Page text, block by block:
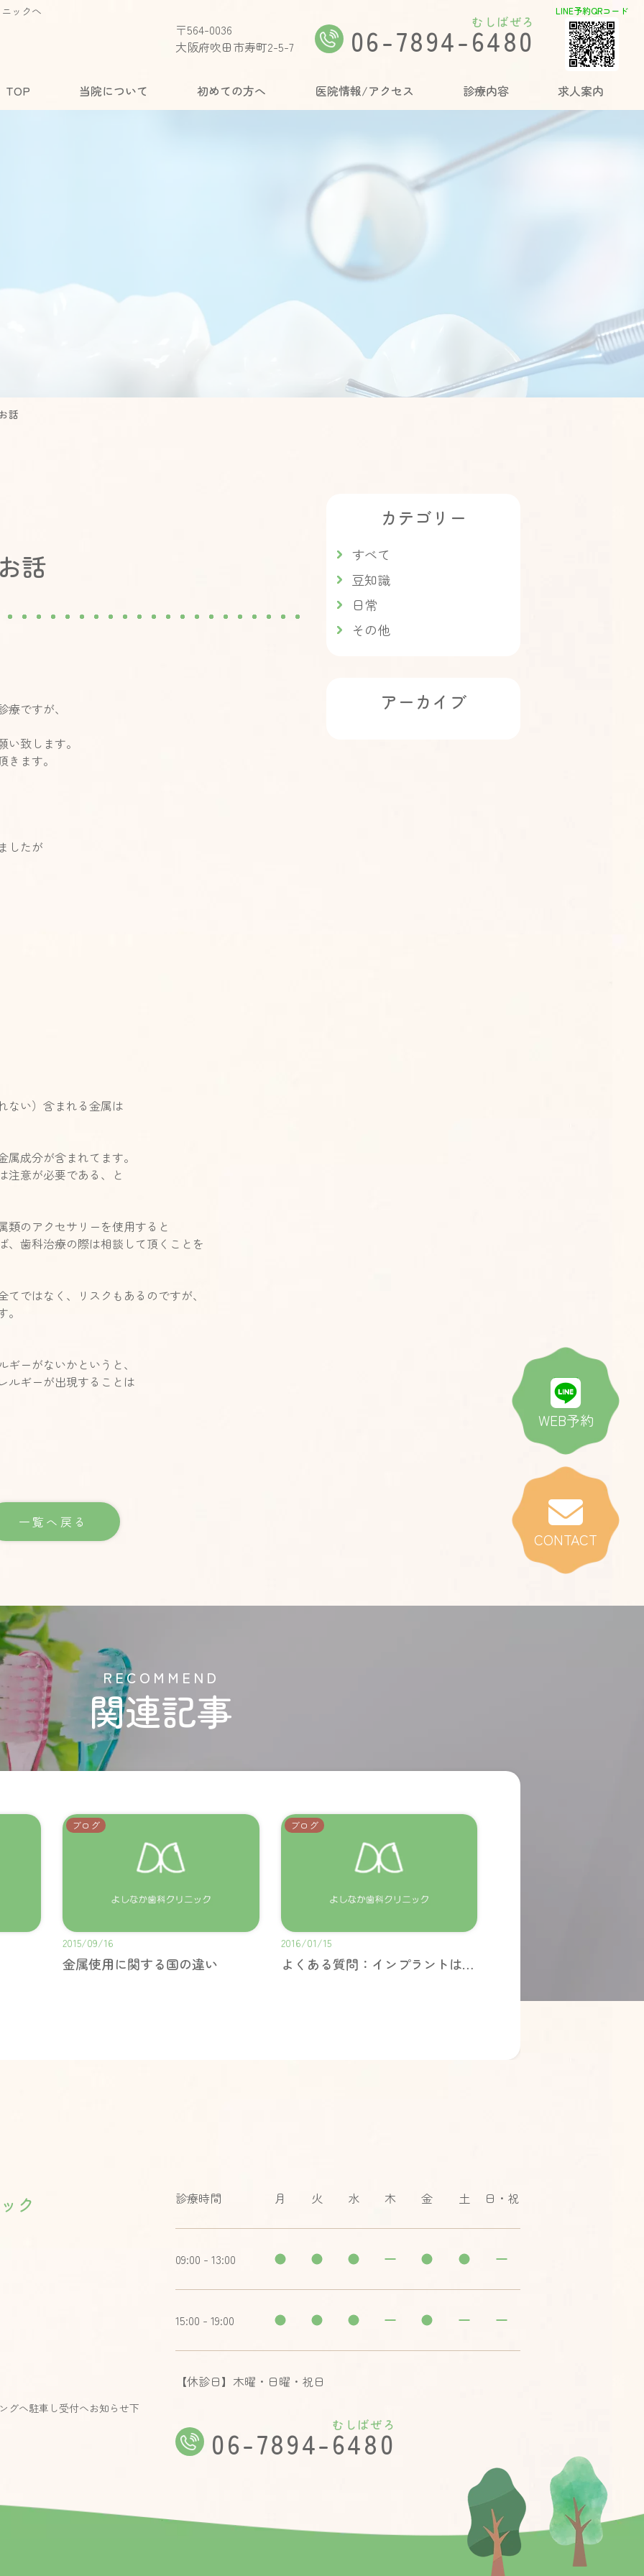
ックへ
〒564-0036
大阪府吹田市寿町2-5-7
06-7894-6480
むしばぜろ
LINE予約QRコード
TOP 当院について 初めての方へ 医院情報/アクセス 診療内容 求人案内
話
話
ですが、
致します。
ます。
したが
ない）含まれる金属は
成分が含まれてます。
注意が必要である、と
類のアクセサリーを使用すると
、歯科治療の際は相談して頂くことを
ではなく、リスクもあるのですが、
ーがないかというと、
ルギーが出現することは
一覧へ戻る
カテゴリー
すべて
豆知識
日常
その他
アーカイブ
REC O M M E N D
関連記事
ブログ
2015/09/16
金属使用に関する国の違い
ブログ
2016/01/15
よくある質問：インプラントは身体に影響はありますか？
WEB予約
CONTACT
ク
グへ駐車し受付へお知らせ下
診療時間 月 火 水 木 金 土 日・祝
09:00 - 13:00
15:00 - 19:00
【休診日】木曜・日曜・祝日
06-7894-6480
むしばぜろ